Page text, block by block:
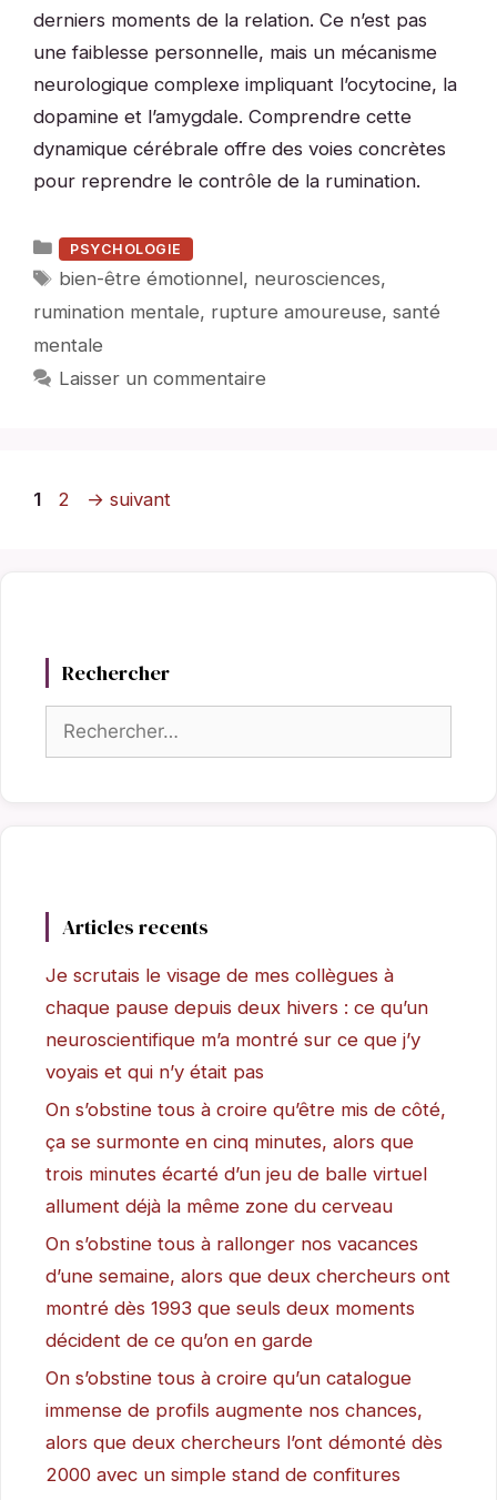
derniers moments de la relation. Ce n’est pas
une faiblesse personnelle, mais un mécanisme
neurologique complexe impliquant l’ocytocine, la
dopamine et l’amygdale. Comprendre cette
dynamique cérébrale offre des voies concrètes
pour reprendre le contrôle de la rumination.
Catégories
PSYCHOLOGIE
Étiquettes
bien-être émotionnel, neurosciences,
rumination mentale, rupture amoureuse, santé
mentale
Laisser un commentaire
Page
1 Page
2 → suivant
Rechercher
Rechercher :
Articles recents
Je scrutais le visage de mes collègues à
chaque pause depuis deux hivers : ce qu’un
neuroscientifique m’a montré sur ce que j’y
voyais et qui n’y était pas
On s’obstine tous à croire qu’être mis de côté,
ça se surmonte en cinq minutes, alors que
trois minutes écarté d’un jeu de balle virtuel
allument déjà la même zone du cerveau
On s’obstine tous à rallonger nos vacances
d’une semaine, alors que deux chercheurs ont
montré dès 1993 que seuls deux moments
décident de ce qu’on en garde
On s’obstine tous à croire qu’un catalogue
immense de profils augmente nos chances,
alors que deux chercheurs l’ont démonté dès
2000 avec un simple stand de confitures